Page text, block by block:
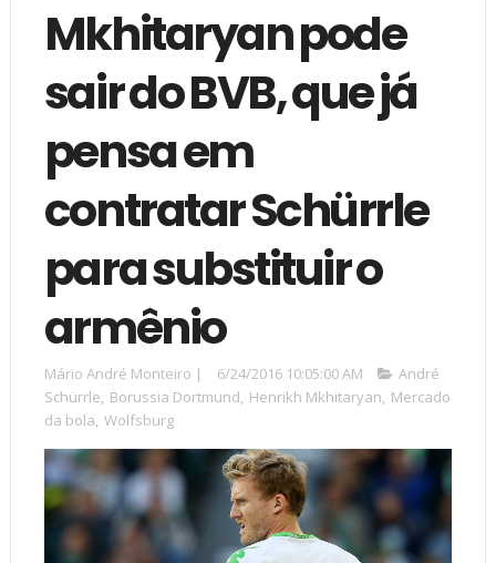
Mkhitaryan pode
sair do BVB, que já
pensa em
contratar Schürrle
para substituir o
armênio
Mário André Monteiro | 6/24/2016 10:05:00 AM
André
Schürrle, Borussia Dortmund, Henrikh Mkhitaryan, Mercado
da bola, Wolfsburg